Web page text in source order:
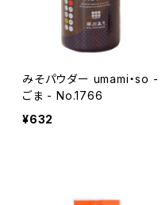
みそパウダー umami・so -
ごま - No.1766
¥632